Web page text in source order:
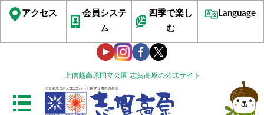
上信越高原国立公園 志賀高原の公式サイト
アクセス
会員システ
ム
四季で楽し
む
Language